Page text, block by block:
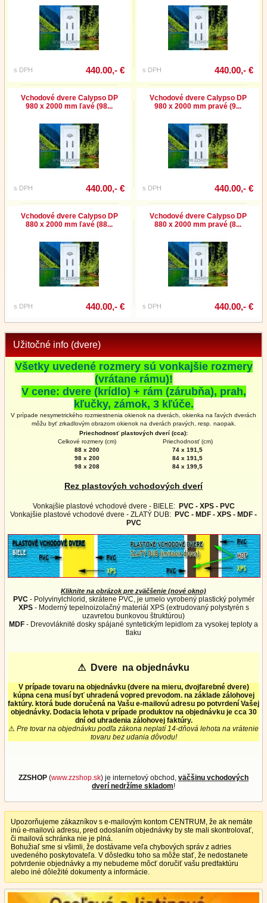
Upozorňujeme zákazníkov s e-mailovým kontom CENTRUM, že ak nemáte
inú e-mailovú adresu, pred odoslaním objednávky by ste mali skontrolovať,
či mailová schránka nie je plná.
Bohužiaľ sme si všimli, že dostávame veľa chybových správ z adries
uvedeného poskytovateľa. V dôsledku toho sa môže stať, že nedostanete
potvrdenie objednávky a my nebudeme môcť doručiť vašu predfaktúru
alebo iné dôležité dokumenty a informácie.
s DPH 440.00,- € s DPH 440.00,- €
Vchodové dvere Calypso DP
980 x 2000 mm ľavé (98...
s DPH 440.00,- €
Vchodové dvere Calypso DP
980 x 2000 mm pravé (9...
s DPH 440.00,- €
Vchodové dvere Calypso DP
880 x 2000 mm ľavé (88...
s DPH 440.00,- €
Vchodové dvere Calypso DP
880 x 2000 mm pravé (8...
s DPH 440.00,- €
Užitočné info (dvere)
Všetky uvedené rozmery sú vonkajšie rozmery
(vrátane rámu)!
V cene: dvere (krídlo) + rám (zárubňa), prah,
kľučky, zámok, 3 kľúče.
V prípade nesymetrického rozmiestnenia okienok na dverách, okienka na ľavých dverách
môžu byť zrkadlovým obrazom okienok na dverách pravých, resp. naopak.
Priechodnosť plastových dverí (cca):
Celkové rozmery (cm)
Priechodnosť (cm)
88 x 200
74 x 191,5
98 x 200
84 x 191,5
98 x 208
84 x 199,5
Rez plastových vchodových dverí
Vonkajšie plastové vchodové dvere - BIELE: PVC - XPS - PVC
Vonkajšie plastové vchodové dvere - ZLATÝ DUB: PVC - MDF - XPS - MDF -
PVC
Kliknite na obrázok pre zväčšenie (nové okno)
PVC- Polyvinylchlorid, skrátene PVC, je umelo vyrobený plastický polymér
XPS- Moderný tepelnoizolačný materiál XPS (extrudovaný polystyrén s
uzavretou bunkovou štruktúrou)
MDF - Drevovláknité dosky spájané syntetickým lepidlom za vysokej teploty a
tlaku
⚠ Dvere na objednávku
V prípade tovaru na objednávku (dvere na mieru, dvojfarebné dvere)
kúpna cena musí byť uhradená vopred prevodom. na základe zálohovej
faktúry. ktorá bude doručená na Vašu e-mailovú adresu po potvrdení Vašej
objednávky. Dodacia lehota v prípade produktov na objednávku je cca 30
dní od uhradenia zálohovej faktúry.
⚠ Pre tovar na objednávku podľa zákona neplatí 14-dňová lehota na vrátenie
tovaru bez udania dôvodu!
ZZSHOP (www.zzshop.sk) je internetový obchod, väčšinu vchodových
dverí nedržíme skladom!